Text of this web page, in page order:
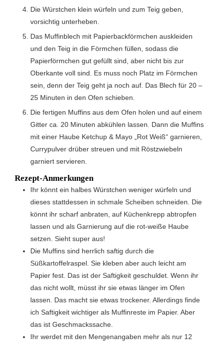
Die Würstchen klein würfeln und zum Teig geben,
vorsichtig unterheben.
Das Muffinblech mit Papierbackförmchen auskleiden
und den Teig in die Förmchen füllen, sodass die
Papierförmchen gut gefüllt sind, aber nicht bis zur
Oberkante voll sind. Es muss noch Platz im Förmchen
sein, denn der Teig geht ja noch auf. Das Blech für 20 –
25 Minuten in den Ofen schieben.
Die fertigen Muffins aus dem Ofen holen und auf einem
Gitter ca. 20 Minuten abkühlen lassen. Dann die Muffins
mit einer Haube Ketchup & Mayo „Rot Weiß“ garnieren,
Currypulver drüber streuen und mit Röstzwiebeln
garniert servieren.
Rezept-Anmerkungen
Ihr könnt ein halbes Würstchen weniger würfeln und
dieses stattdessen in schmale Scheiben schneiden. Die
könnt ihr scharf anbraten, auf Küchenkrepp abtropfen
lassen und als Garnierung auf die rot-weiße Haube
setzen. Sieht super aus!
Die Muffins sind herrlich saftig durch die
Süßkartoffelraspel. Sie kleben aber auch leicht am
Papier fest. Das ist der Saftigkeit geschuldet. Wenn ihr
das nicht wollt, müsst ihr sie etwas länger im Ofen
lassen. Das macht sie etwas trockener. Allerdings finde
ich Saftigkeit wichtiger als Muffinreste im Papier. Aber
das ist Geschmackssache.
Ihr werdet mit den Mengenangaben mehr als nur 12